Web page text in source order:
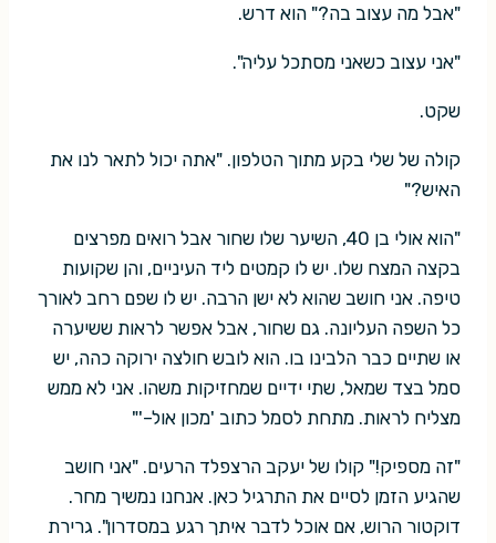
"אבל מה עצוב בה?" הוא דרש.
"אני עצוב כשאני מסתכל עליה".
שקט.
קולה של שלי בקע מתוך הטלפון. "אתה יכול לתאר לנו את
האיש?"
"הוא אולי בן 40, השיער שלו שחור אבל רואים מפרצים
בקצה המצח שלו. יש לו קמטים ליד העיניים, והן שקועות
טיפה. אני חושב שהוא לא ישן הרבה. יש לו שפם רחב לאורך
כל השפה העליונה. גם שחור, אבל אפשר לראות ששיערה
או שתיים כבר הלבינו בו. הוא לובש חולצה ירוקה כהה, יש
סמל בצד שמאל, שתי ידיים שמחזיקות משהו. אני לא ממש
מצליח לראות. מתחת לסמל כתוב 'מכון אול–'"
"זה מספיק!" קולו של יעקב הרצפלד הרעים. "אני חושב
שהגיע הזמן לסיים את התרגיל כאן. אנחנו נמשיך מחר.
דוקטור הרוש, אם אוכל לדבר איתך רגע במסדרון". גרירת